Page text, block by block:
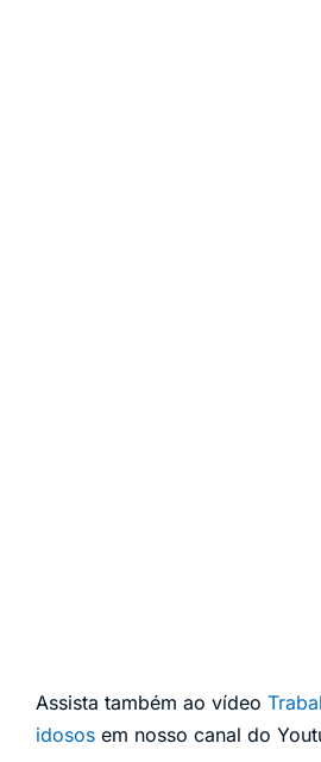
Assista também ao vídeo
idosos em nosso canal do